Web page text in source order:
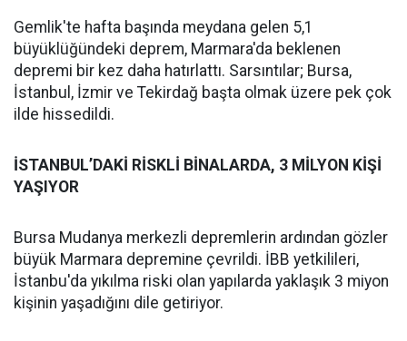
Gemlik'te hafta başında meydana gelen 5,1
büyüklüğündeki deprem, Marmara'da beklenen
depremi bir kez daha hatırlattı. Sarsıntılar; Bursa,
İstanbul, İzmir ve Tekirdağ başta olmak üzere pek çok
ilde hissedildi.
İSTANBUL’DAKİ RİSKLİ BİNALARDA, 3 MİLYON KİŞİ
YAŞIYOR
Bursa Mudanya merkezli depremlerin ardından gözler
büyük Marmara depremine çevrildi. İBB yetkilileri,
İstanbu'da yıkılma riski olan yapılarda yaklaşık 3 miyon
kişinin yaşadığını dile getiriyor.